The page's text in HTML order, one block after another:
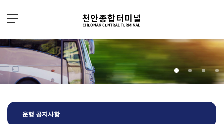
운행 공지사항